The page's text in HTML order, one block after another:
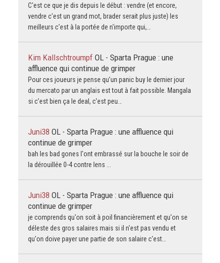
C'est ce que je dis depuis le début : vendre (et encore,
vendre c'est un grand mot, brader serait plus juste) les
meilleurs c'est à la portée de n'importe qui,…
Kim Kallschtroumpf OL - Sparta Prague : une
affluence qui continue de grimper
Pour ces joueurs je pense qu’un panic buy le dernier jour
du mercato par un anglais est tout à fait possible. Mangala
si c’est bien ça le deal, c’est peu…
Juni38 OL - Sparta Prague : une affluence qui
continue de grimper
bah les bad gones l'ont embrassé sur la bouche le soir de
la dérouillée 0-4 contre lens ...
Juni38 OL - Sparta Prague : une affluence qui
continue de grimper
je comprends qu'on soit à poil financièrement et qu'on se
déleste des gros salaires mais si il n'est pas vendu et
qu'on doive payer une partie de son salaire c'est…